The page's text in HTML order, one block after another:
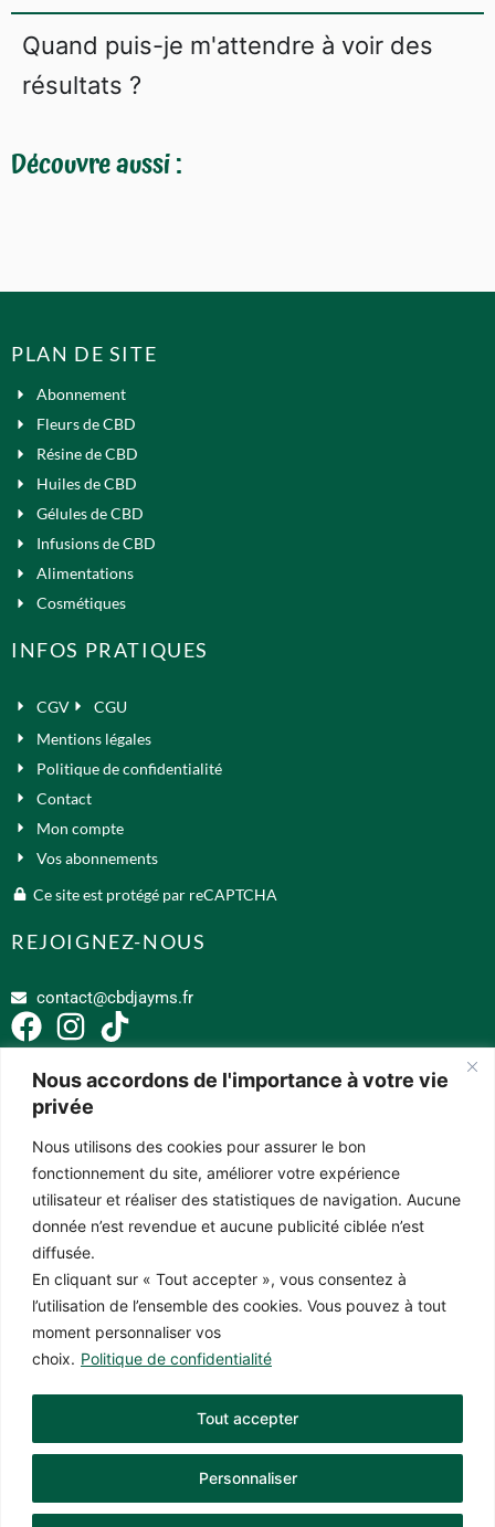
Nous accordons de l'importance à votre vie
privée
Nous utilisons des cookies pour assurer le bon
fonctionnement du site, améliorer votre expérience
utilisateur et réaliser des statistiques de navigation. Aucune
donnée n’est revendue et aucune publicité ciblée n’est
diffusée.
En cliquant sur « Tout accepter », vous consentez à
l’utilisation de l’ensemble des cookies. Vous pouvez à tout
moment personnaliser vos
choix. Politique de confidentialité
Personnaliser
Tout accepter
Quand puis-je m'attendre à voir des
résultats ?
Découvre aussi :
PLAN DE SITE
Abonnement
Fleurs de CBD
Résine de CBD
Huiles de CBD
Gélules de CBD
Infusions de CBD
Alimentations
Cosmétiques
INFOS PRATIQUES
CGV
CGU
Mentions légales
Politique de confidentialité
Contact
Mon compte
Vos abonnements
Ce site est protégé par reCAPTCHA
REJOIGNEZ-NOUS
contact@cbdjayms.fr
Les compléments alimentaires ne substituent pas une alimentation variée.
Un régime équilibré et un mode de vie sain restent essentiels. Respectez
les doses journalières recommandées et conservez-les hors de portée des
enfants. Ces produits ne sont pas adaptés aux femmes enceintes ou
allaitantes, ni aux enfants et adolescents. Avant de consommer des
produits à base de CBD, il est conseillé de consulter un médecin. Pour des
raisons légales, nous ne pouvons fournir d’informations médicales sur leurs
effets ou applications.
© CBD JAYM’S – 2024 – Tous droits réservés | Réalisation :
Studio